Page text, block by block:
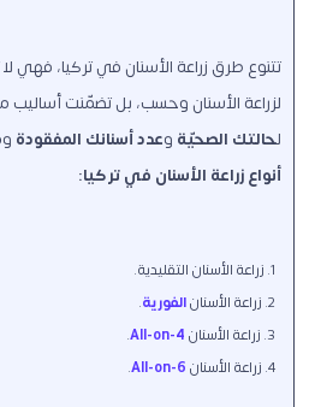
تتنوع طرق زراعة الأسنان في تركيا، فهي لا
لزراعة الأسنان وحسب، بل تضمّنت أساليب
لحالتك الصحيّة وعدد أسنانك المفقودة و
أنواع زراعة الأسنان في تركيا:
زراعة الأسنان التقليدية.
زراعة الأسنانالفورية.
زراعة الأسنانAll-on-4
.
زراعة الأسنانAll-on-6
.